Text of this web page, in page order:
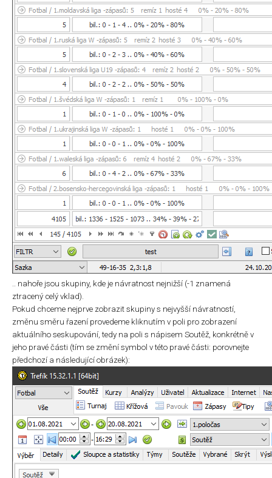
.. nahoře jsou skupiny, kde je návratnost nejnižší (-1 znamená
ztracený celý vklad).
Pokud chceme nejprve zobrazit skupiny s nejvyšší návratností,
změnu směru řazení provedeme kliknutím v poli pro zobrazení
aktuálního seskupování, tedy na poli s nápisem Soutěž, konkrétně v
jeho pravé části (tím se změní symbol v této pravé části: porovnejte
předchozí a následující obrázek):